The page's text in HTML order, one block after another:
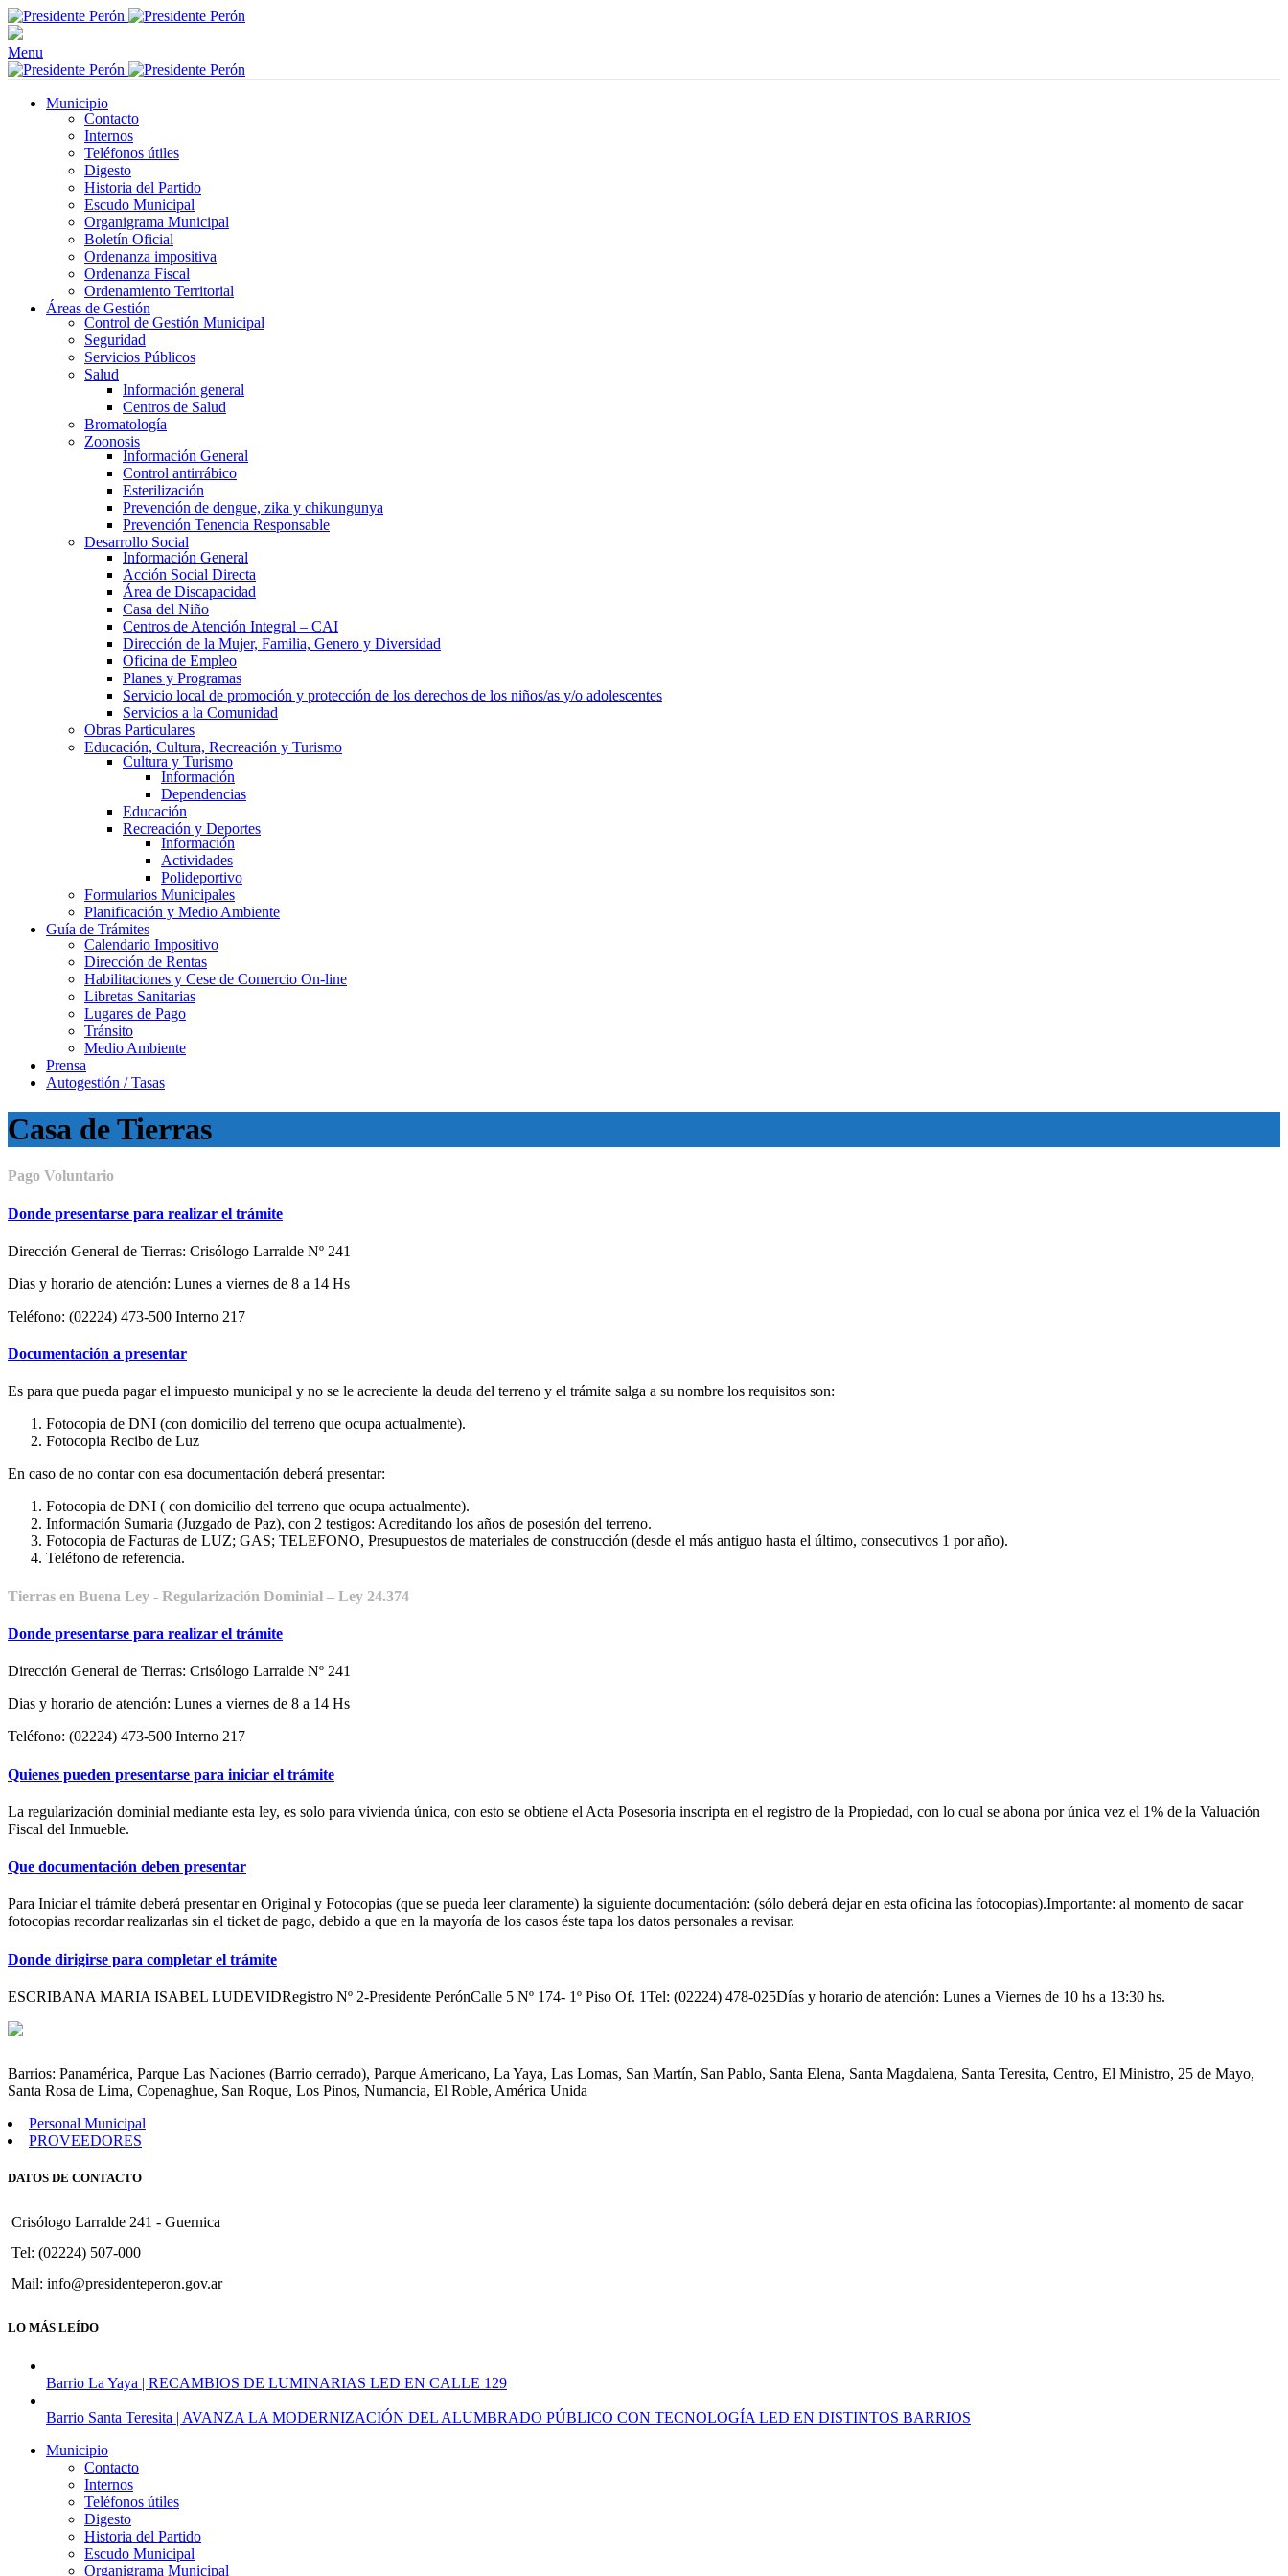
Menu
Municipio
Contacto
Internos
Teléfonos útiles
Digesto
Historia del Partido
Escudo Municipal
Organigrama Municipal
Boletín Oficial
Ordenanza impositiva
Ordenanza Fiscal
Ordenamiento Territorial
Áreas de Gestión
Control de Gestión Municipal
Seguridad
Servicios Públicos
Salud
Información general
Centros de Salud
Bromatología
Zoonosis
Información General
Control antirrábico
Esterilización
Prevención de dengue, zika y chikungunya
Prevención Tenencia Responsable
Desarrollo Social
Información General
Acción Social Directa
Área de Discapacidad
Casa del Niño
Centros de Atención Integral – CAI
Dirección de la Mujer, Familia, Genero y Diversidad
Oficina de Empleo
Planes y Programas
Servicio local de promoción y protección de los derechos de los niños/as y/o adolescentes
Servicios a la Comunidad
Obras Particulares
Educación, Cultura, Recreación y Turismo
Cultura y Turismo
Información
Dependencias
Educación
Recreación y Deportes
Información
Actividades
Polideportivo
Formularios Municipales
Planificación y Medio Ambiente
Guía de Trámites
Calendario Impositivo
Dirección de Rentas
Habilitaciones y Cese de Comercio On-line
Libretas Sanitarias
Lugares de Pago
Tránsito
Medio Ambiente
Prensa
Autogestión / Tasas
Casa de Tierras
Pago Voluntario
Donde presentarse para realizar el trámite
Dirección General de Tierras: Crisólogo Larralde Nº 241
Dias y horario de atención: Lunes a viernes de 8 a 14 Hs
Teléfono: (02224) 473-500 Interno 217
Documentación a presentar
Es para que pueda pagar el impuesto municipal y no se le acreciente la deuda del terreno y el trámite salga a su nombre los requisitos son:
Fotocopia de DNI (con domicilio del terreno que ocupa actualmente).
Fotocopia Recibo de Luz
En caso de no contar con esa documentación deberá presentar:
Fotocopia de DNI ( con domicilio del terreno que ocupa actualmente).
Información Sumaria (Juzgado de Paz), con 2 testigos: Acreditando los años de posesión del terreno.
Fotocopia de Facturas de LUZ; GAS; TELEFONO, Presupuestos de materiales de construcción (desde el más antiguo hasta el último, consecutivos 1 por año).
Teléfono de referencia.
Tierras en Buena Ley - Regularización Dominial – Ley 24.374
Donde presentarse para realizar el trámite
Dirección General de Tierras: Crisólogo Larralde Nº 241
Dias y horario de atención: Lunes a viernes de 8 a 14 Hs
Teléfono: (02224) 473-500 Interno 217
Quienes pueden presentarse para iniciar el trámite
La regularización dominial mediante esta ley, es solo para vivienda única, con esto se obtiene el Acta Posesoria inscripta en el registro de la Propiedad, con lo cual se abona por única vez el 1% de la Valuación
Fiscal del Inmueble.
Que documentación deben presentar
Para Iniciar el trámite deberá presentar en Original y Fotocopias (que se pueda leer claramente) la siguiente documentación: (sólo deberá dejar en esta oficina las fotocopias).Importante: al momento de sacar
fotocopias recordar realizarlas sin el ticket de pago, debido a que en la mayoría de los casos éste tapa los datos personales a revisar.
Donde dirigirse para completar el trámite
ESCRIBANA MARIA ISABEL LUDEVIDRegistro Nº 2-Presidente PerónCalle 5 Nº 174- 1º Piso Of. 1Tel: (02224) 478-025Días y horario de atención: Lunes a Viernes de 10 hs a 13:30 hs.
Barrios: Panamérica, Parque Las Naciones (Barrio cerrado), Parque Americano, La Yaya, Las Lomas, San Martín, San Pablo, Santa Elena, Santa Magdalena, Santa Teresita, Centro, El Ministro, 25 de Mayo,
Santa Rosa de Lima, Copenaghue, San Roque, Los Pinos, Numancia, El Roble, América Unida
Personal Municipal
PROVEEDORES
DATOS DE CONTACTO
Crisólogo Larralde 241 - Guernica
Tel: (02224) 507-000
Mail: info@presidenteperon.gov.ar
LO MÁS LEÍDO
Barrio La Yaya | RECAMBIOS DE LUMINARIAS LED EN CALLE 129
Barrio Santa Teresita | AVANZA LA MODERNIZACIÓN DEL ALUMBRADO PÚBLICO CON TECNOLOGÍA LED EN DISTINTOS BARRIOS
Municipio
Contacto
Internos
Teléfonos útiles
Digesto
Historia del Partido
Escudo Municipal
Organigrama Municipal